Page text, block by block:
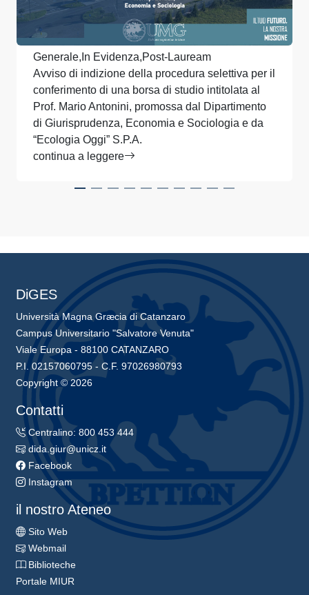
Generale,In Evidenza,Post-Lauream
Avviso di indizione della procedura selettiva per il
conferimento di una borsa di studio intitolata al
Prof. Mario Antonini, promossa dal Dipartimento
di Giurisprudenza, Economia e Sociologia e da
“Ecologia Oggi” S.P.A.
continua a leggere
DiGES
Università Magna Græcia di Catanzaro
Campus Universitario "Salvatore Venuta"
Viale Europa - 88100 CATANZARO
P.I. 02157060795 - C.F. 97026980793
Copyright © 2026
Contatti
Centralino: 800 453 444
dida.giur@unicz.it
Facebook
Instagram
il nostro Ateneo
Sito Web
Webmail
Biblioteche
Portale MIUR